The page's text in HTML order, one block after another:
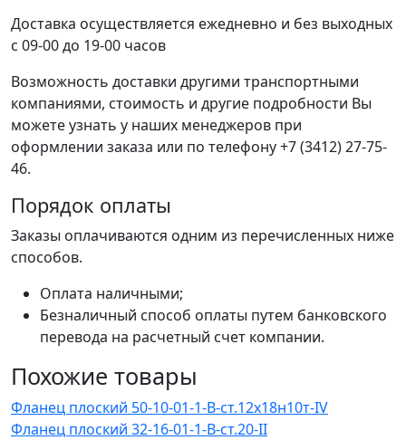
Доставка осуществляется ежедневно и без выходных
с 09-00 до 19-00 часов
Возможность доставки другими транспортными
компаниями, стоимость и другие подробности Вы
можете узнать у наших менеджеров при
оформлении заказа или по телефону +7 (3412) 27-75-
46.
Порядок оплаты
Заказы оплачиваются одним из перечисленных ниже
способов.
Оплата наличными;
Безналичный способ оплаты путем банковского
перевода на расчетный счет компании.
Похожие товары
Фланец плоский 50-10-01-1-B-ст.12х18н10т-IV
Фланец плоский 32-16-01-1-B-ст.20-II